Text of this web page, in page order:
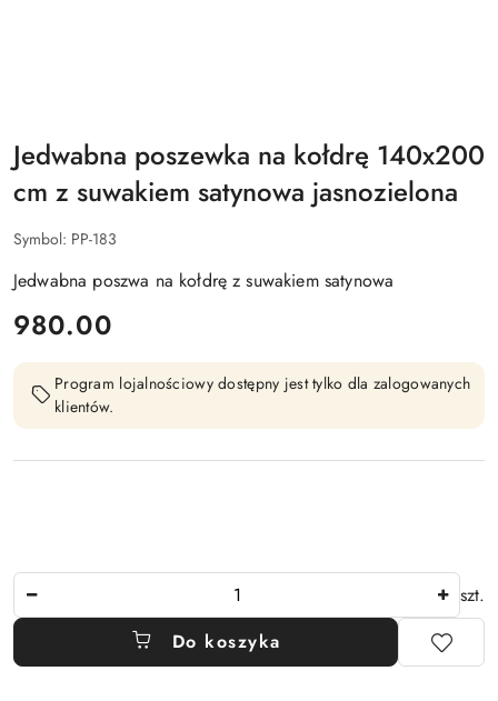
Jedwabna poszewka na kołdrę 140x200
cm z suwakiem satynowa jasnozielona
Symbol: PP-183
Jedwabna poszwa na kołdrę z suwakiem satynowa
cena:
980.00
Program lojalnościowy dostępny jest tylko dla zalogowanych
klientów.
szt.
Do koszyka